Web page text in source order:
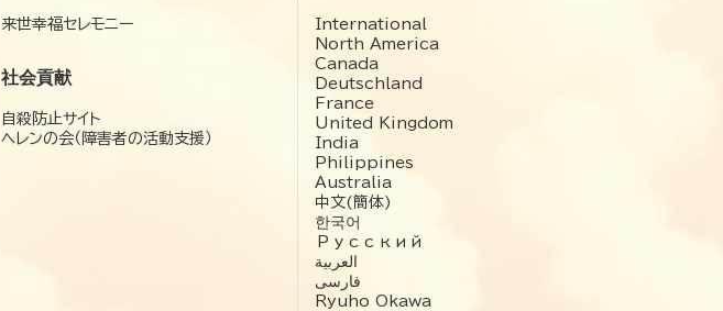
来世幸福セレモニー
社会貢献
自殺防止サイト
ヘレンの会（障害者の活動支援）
International
North America
Canada
Deutschland
France
United Kingdom
India
Philippines
Australia
中文(簡体)
한국어
Русский
العربية‏
فارسی
Ryuho Okawa